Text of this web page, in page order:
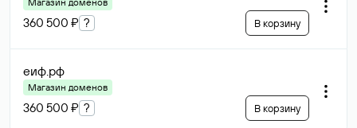
360 500 ₽ ? В корзину
еиф.рф
Магазин доменов
360 500 ₽ ? В корзину